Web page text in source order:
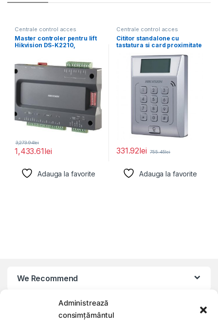
Administrează
consimțământul
Centrale control acces
Master controler pentru lift
Hikvision DS-K2210,
1,433.61lei
3,273.94lei
Adauga la favorite
Centrale control acces
Cititor standalone cu
tastatura si card proximitate
suporta
331.92lei 755.45lei
Adauga la favorite
We Recommend
My Account